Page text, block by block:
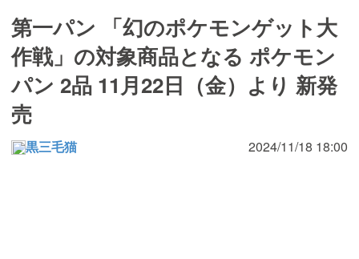
第一パン 「幻のポケモンゲット大
作戦」の対象商品となる ポケモン
パン 2品 11月22日（金）より 新発
売
黒三毛猫 2024/11/18 18:00